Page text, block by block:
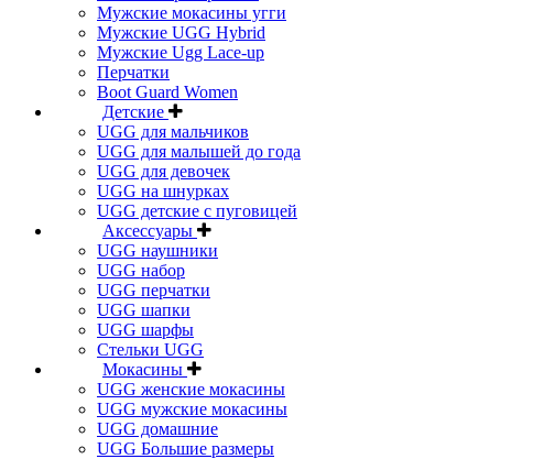
Мужские мокасины угги
Мужские UGG Hybrid
Мужские Ugg Lace-up
Перчатки
Boot Guard Women
Детские
UGG для мальчиков
UGG для малышей до года
UGG для девочек
UGG на шнурках
UGG детские с пуговицей
Аксессуары
UGG наушники
UGG набор
UGG перчатки
UGG шапки
UGG шарфы
Стельки UGG
Мокасины
UGG женские мокасины
UGG мужские мокасины
UGG домашние
UGG Большие размеры